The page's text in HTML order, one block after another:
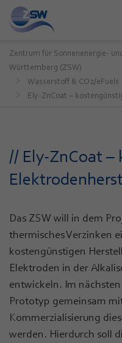
Zentrum für Sonnenenergie-
Württemberg (ZSW)
Wasserstoff & CO2/eFuels
Ely-ZnCoat –
// Ely-ZnCoat –
Das ZSW will in dem
thermisches Verzinken
kostengünstigen
Elektroden in der
entwickeln. Im
Prototyp gemeinsam
Kommerzialisierung
werden. Hierdurch soll